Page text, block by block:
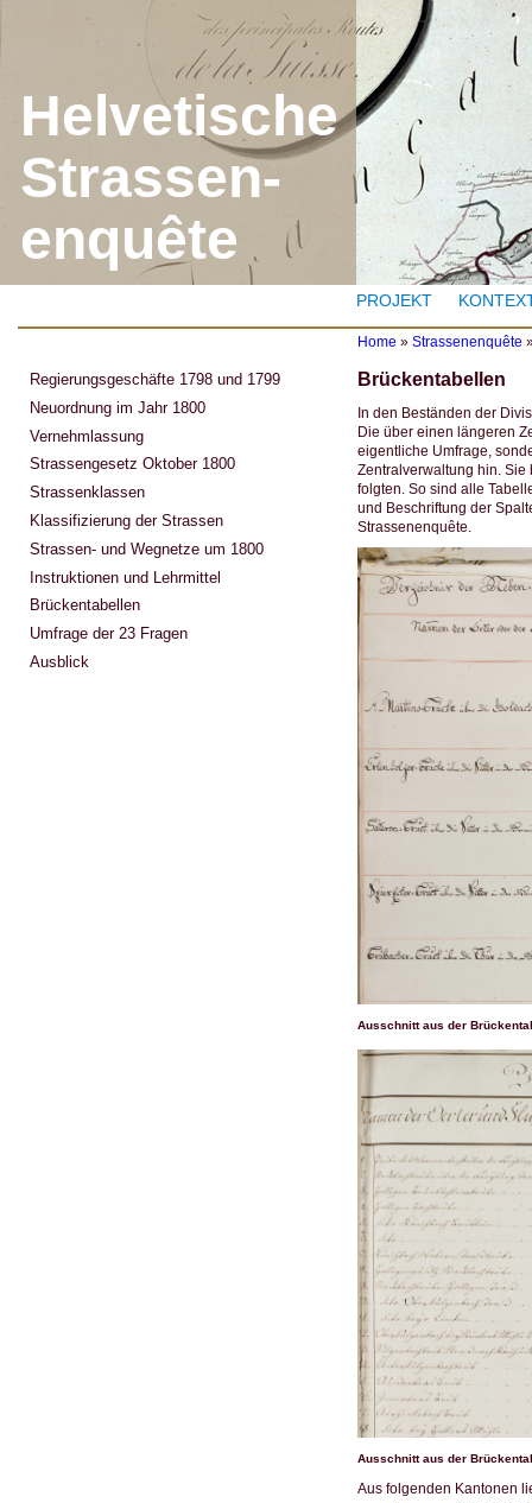
Helvetische
Strassen-
enquête
PROJEKT
Y
o
u
a
r
e
h
e
r
e
Home » Strassenenquête
Brückentabellen
In den Beständen der
Die über einen längeren
eigentliche Umfrage,
Zentralverwaltung hin. Sie
folgten. So sind alle
und Beschriftung der
Strassenenquête.
Ausschnitt aus der
Ausschnitt aus der
Aus folgenden Kantonen
Regierungsgeschäfte 1798 und 1799
Neuordnung im Jahr 1800
Vernehmlassung
Strassengesetz Oktober 1800
Strassenklassen
Klassifizierung der Strassen
Strassen- und Wegnetze um 1800
Instruktionen und Lehrmittel
Brückentabellen
Umfrage der 23 Fragen
Ausblick